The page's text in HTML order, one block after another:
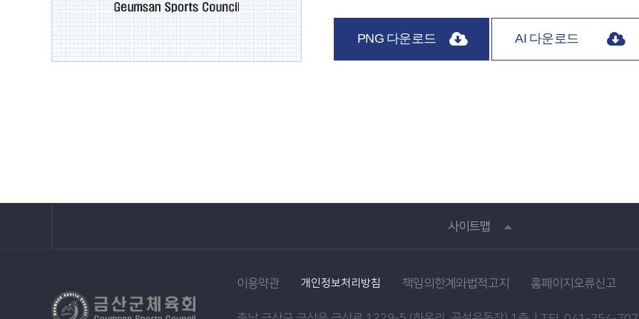
PNG 다운로드 AI 다운로드
사이트맵
이용약관 개인정보처리방침 책임의한계와법적고지 홈페이지오류신고